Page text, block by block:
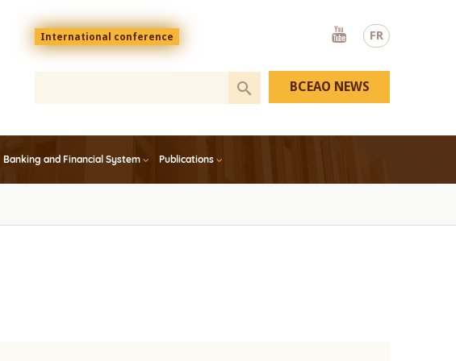
FR
Menu
top
En
International conference
Youtube
Banking and Financial System Publications
BCEAO NEWS